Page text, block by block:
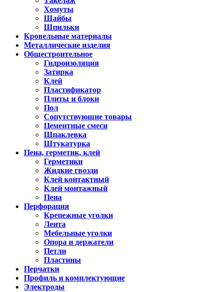
Хомуты
Шайбы
Шпильки
Кровельные материалы
Металлические изделия
Общестроительное
Гидроизоляция
Затирка
Клей
Пластификатор
Плиты и блоки
Пол
Сопутствующие товары
Цементные смеси
Шпаклевка
Штукатурка
Пена, герметик, клей
Герметики
Жидкие гвозди
Клей контактный
Клей монтажный
Пена
Перфорация
Крепежные уголки
Лента
Мебельные уголки
Опора и держатели
Петли
Пластины
Перчатки
Профиль и комплектующие
Электроды